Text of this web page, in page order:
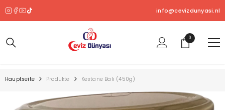
info@cevizdunyasi.nl
00
Produkt
Hauptseite Produkte Kestane Balı (450g)